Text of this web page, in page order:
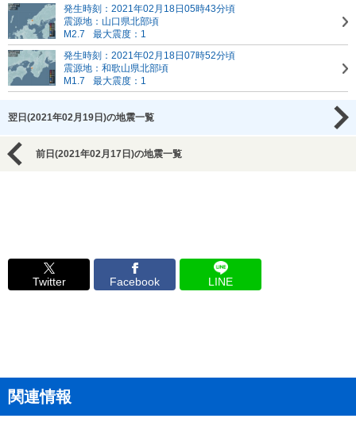
発生時刻：2021年02月18日05時43分頃
震源地：山口県北部頃
M2.7
最大震度：1
発生時刻：2021年02月18日07時52分頃
震源地：和歌山県北部頃
M1.7
最大震度：1
翌日(2021年02月19日)の地震一覧
前日(2021年02月17日)の地震一覧
Twitter Facebook LINE
関連情報